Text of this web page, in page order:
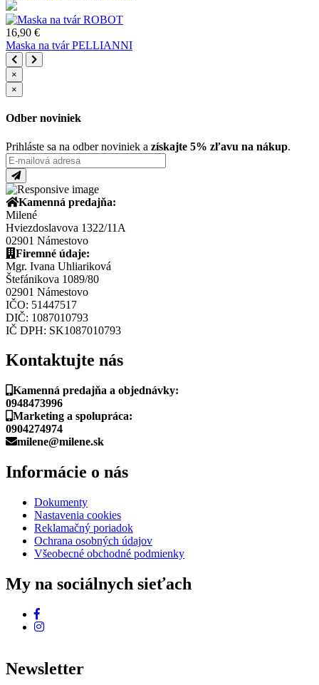
16,90 €
Maska na tvár PELLIANNI
×
×
Odber noviniek
Prihláste sa na odber noviniek a získajte 5% zľavu na nákup.
Kamenná predajňa:
Milené
Hviezdoslavova 1322/11A
02901 Námestovo
Firemné údaje:
Mgr. Ivana Uhliariková
Štefánikova 1089/80
02901 Námestovo
IČO: 51447517
DIČ: 1087010793
IČ DPH: SK1087010793
Kontaktujte nás
Kamenná predajňa a objednávky:
0948473996
Marketing a spolupráca:
0904274974
milene@milene.sk
Informácie o nás
Dokumenty
Nastavenia cookies
Reklamačný poriadok
Ochrana osobných údajov
Všeobecné obchodné podmienky
My na sociálnych sieťach
Newsletter